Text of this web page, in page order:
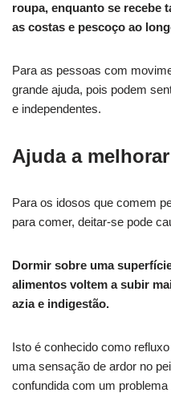
roupa, enquanto se recebe
as costas e pescoço ao
Para as pessoas com
grande ajuda, pois podem
e independentes.
Ajuda a
Para os idosos que comem
para comer, deitar-se pode
Dormir sobre uma
alimentos voltem a subir
azia e indigestão.
Isto é conhecido como
uma sensação de ardor no
confundida com um problema